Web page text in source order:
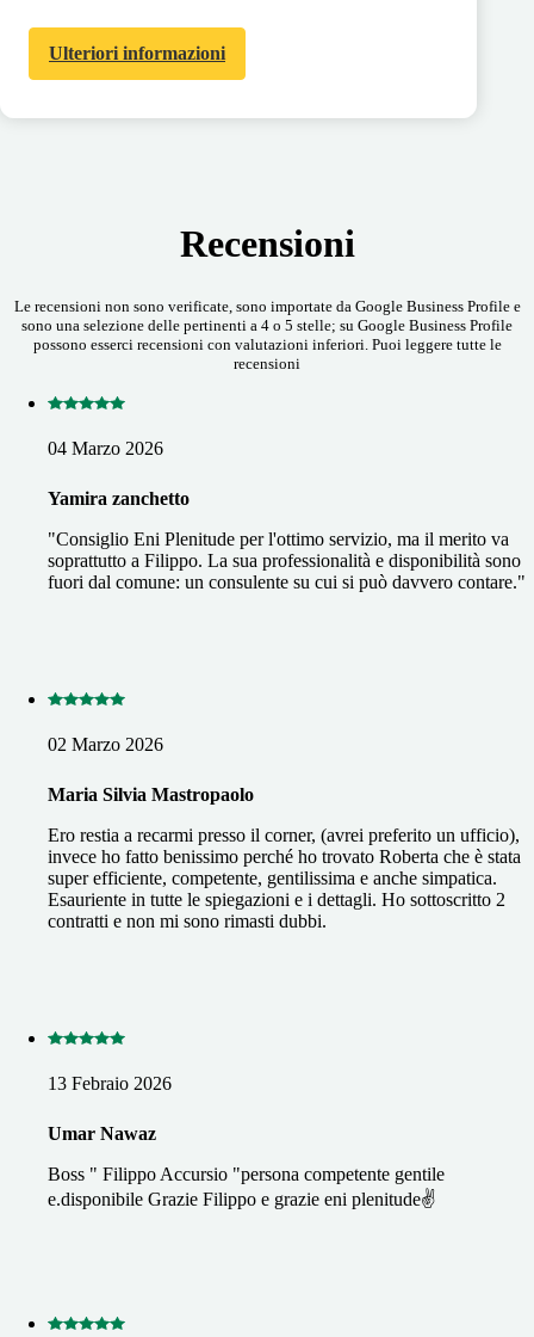
Ulteriori informazioni
Recensioni
Le recensioni non sono verificate, sono importate da Google Business Profile e
sono una selezione delle pertinenti a 4 o 5 stelle; su Google Business Profile
possono esserci recensioni con valutazioni inferiori. Puoi leggere tutte le
recensioni
04 Marzo 2026
Yamira zanchetto
"Consiglio Eni Plenitude per l'ottimo servizio, ma il merito va
soprattutto a Filippo. La sua professionalità e disponibilità sono
fuori dal comune: un consulente su cui si può davvero contare."
02 Marzo 2026
Maria Silvia Mastropaolo
Ero restia a recarmi presso il corner, (avrei preferito un ufficio),
invece ho fatto benissimo perché ho trovato Roberta che è stata
super efficiente, competente, gentilissima e anche simpatica.
Esauriente in tutte le spiegazioni e i dettagli. Ho sottoscritto 2
contratti e non mi sono rimasti dubbi.
13 Febraio 2026
Umar Nawaz
Boss " Filippo Accursio "persona competente gentile
e.disponibile Grazie Filippo e grazie eni plenitude✌️